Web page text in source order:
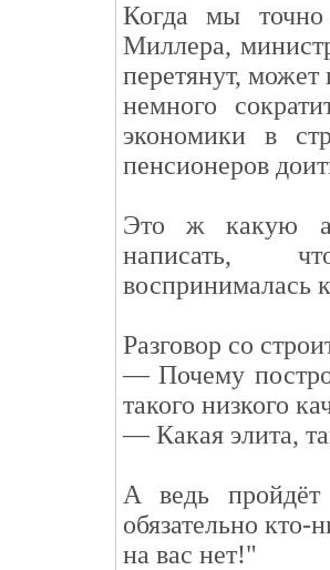
Когда мы точно
Миллера,
перетянут, может
немного
экономики в
пенсионеров
Это ж какую
написать,
воспринималась
Разговор со
— Почему
такого низкого
— Какая элита,
А ведь
обязательно
на вас нет!"